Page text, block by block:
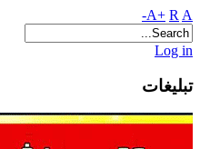
A+ R A-
Log in
تبلیغات